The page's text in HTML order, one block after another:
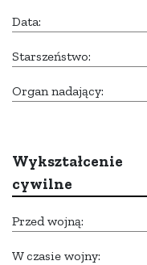
Data:
Starszeństwo:
Organ nadający:
Wykształcenie
cywilne
Przed wojną:
W czasie wojny: